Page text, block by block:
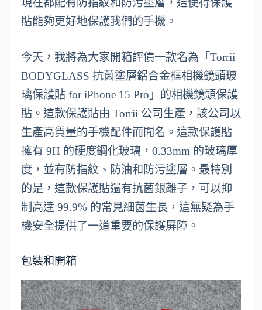
現在都配有防指紋和防污塗層，這使得保護
貼能夠更好地保護我們的手機。
今天，我將為大家開箱評價一款名為「Torrii
BODYGLASS 抗菌塗層鋁合金框相機鏡頭玻
璃保護貼 for iPhone 15 Pro」的相機鏡頭保護
貼。這款保護貼由 Torrii 公司生產，該公司以
生產高質量的手機配件而聞名。這款保護貼
擁有 9H 的硬度鋼化玻璃，0.33mm 的玻璃厚
度，並有防指紋、防油和防污塗層。最特別
的是，這款保護貼還有抗菌銀離子，可以抑
制高達 99.9% 的常見細菌生長，這無疑為手
機安全提供了一道重要的保護屏障。
包裝和開箱